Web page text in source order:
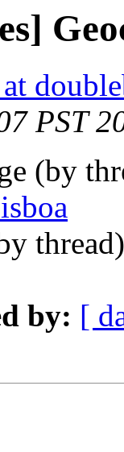
PST
(by
by: [